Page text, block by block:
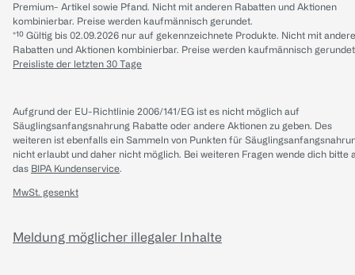
Premium- Artikel sowie Pfand. Nicht mit anderen Rabatten und Aktionen
kombinierbar. Preise werden kaufmännisch gerundet.
*¹⁰ Gültig bis 02.09.2026 nur auf gekennzeichnete Produkte. Nicht mit
Rabatten und Aktionen kombinierbar. Preise werden kaufmännisch
Preisliste der letzten 30 Tage
Aufgrund der EU-Richtlinie 2006/141/EG ist es nicht möglich auf
Säuglingsanfangsnahrung Rabatte oder andere Aktionen zu geben. Des
weiteren ist ebenfalls ein Sammeln von Punkten für
nicht erlaubt und daher nicht möglich. Bei weiteren Fragen wende dich bitte
das BIPA Kundenservice.
MwSt. gesenkt
Meldung möglicher illegaler Inhalte